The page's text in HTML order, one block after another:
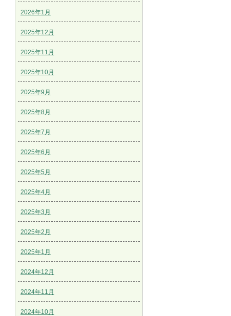
2026年1月
2025年12月
2025年11月
2025年10月
2025年9月
2025年8月
2025年7月
2025年6月
2025年5月
2025年4月
2025年3月
2025年2月
2025年1月
2024年12月
2024年11月
2024年10月